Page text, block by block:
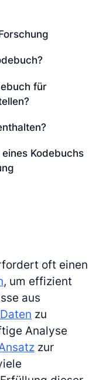
für
Kodebuchs
oft einen
, um effizient
aus
zu
Analyse
zur